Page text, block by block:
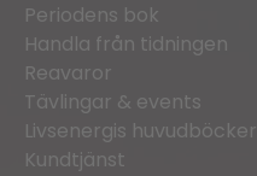
Periodens bok
Handla från tidningen
Reavaror
Tävlingar & events
Livsenergis huvudböcker
Kundtjänst